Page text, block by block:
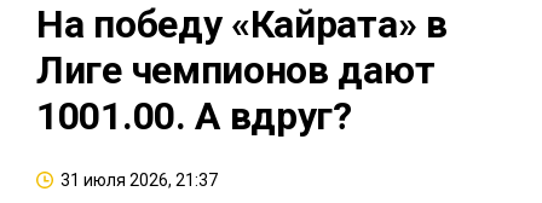
На победу «Кайрата» в
Лиге чемпионов дают
1001.00. А вдруг?
31 июля 2026, 21:37